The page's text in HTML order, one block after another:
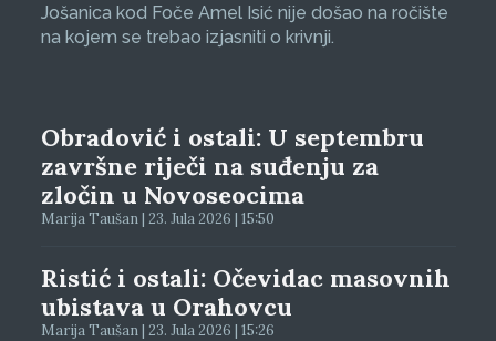
Jošanica kod Foče Amel Isić nije došao na ročište
na kojem se trebao izjasniti o krivnji.
Obradović i ostali: U septembru
završne riječi na suđenju za
zločin u Novoseocima
Marija Taušan | 23. Jula 2026 | 15:50
Ristić i ostali: Očevidac masovnih
ubistava u Orahovcu
Marija Taušan | 23. Jula 2026 | 15:26